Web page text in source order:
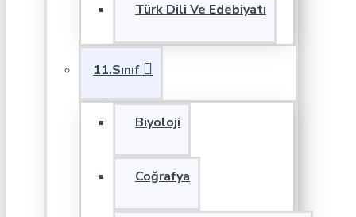
Türk Dili Ve Edebiyatı
11.Sınıf
Biyoloji
Coğrafya